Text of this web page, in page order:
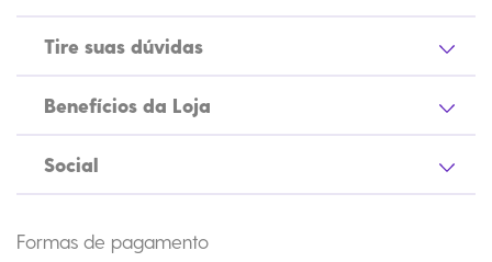
Tire suas dúvidas
Benefícios da Loja
Social
Formas de pagamento